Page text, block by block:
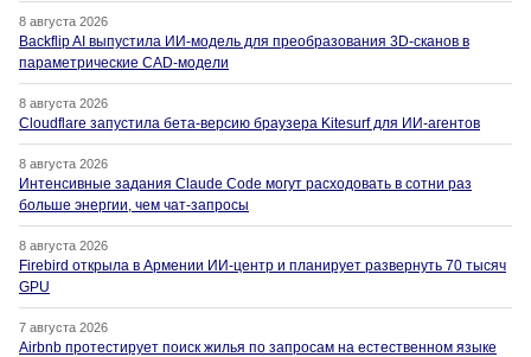
8 августа 2026
Backflip AI выпустила ИИ-модель для преобразования 3D-сканов в
параметрические CAD-модели
8 августа 2026
Cloudflare запустила бета-версию браузера Kitesurf для ИИ-агентов
8 августа 2026
Интенсивные задания Claude Code могут расходовать в сотни раз
больше энергии, чем чат-запросы
8 августа 2026
Firebird открыла в Армении ИИ-центр и планирует развернуть 70 тысяч
GPU
7 августа 2026
Airbnb протестирует поиск жилья по запросам на естественном языке